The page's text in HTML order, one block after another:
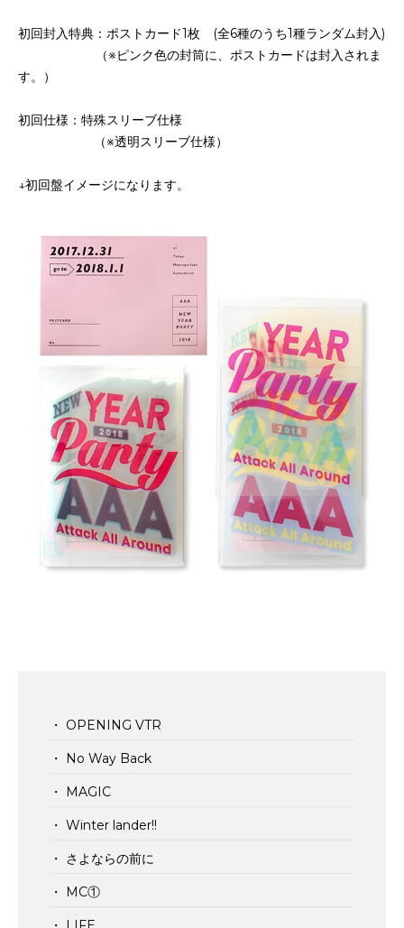
初回封入特典：ポストカード1枚 (全6種のうち1種ランダム封入)
（※ピンク色の封筒に、ポストカードは封入されま
す。）
初回仕様：特殊スリーブ仕様
（※透明スリーブ仕様）
↓初回盤イメージになります。
・ OPENING VTR
・ No Way Back
・ MAGIC
・ Winter lander!!
・ さよならの前に
・ MC①